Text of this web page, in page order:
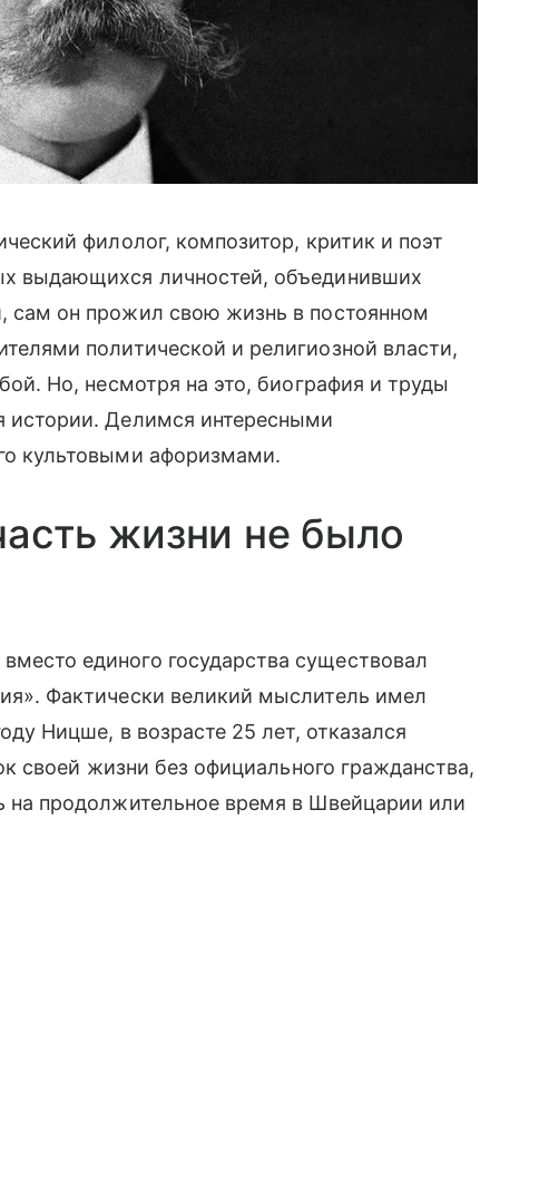
филолог, композитор, критик и поэт
выдающихся личностей, объединивших
он прожил свою жизнь в постоянном
политической и религиозной власти,
Но, несмотря на это, биография и труды
истории. Делимся интересными
культовыми афоризмами.
жизни не было
единого государства существовал
Фактически великий мыслитель имел
Ницше, в возрасте 25 лет, отказался
своей жизни без официального гражданства,
на продолжительное время в Швейцарии или